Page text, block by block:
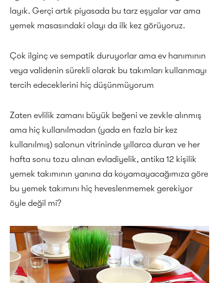
layık. Gerçi artık piyasada bu tarz eşyalar var ama
yemek masasındaki olayı da ilk kez görüyoruz.
Çok ilginç ve sempatik duruyorlar ama ev hanımının
veya validenin sürekli olarak bu takımları kullanmayı
tercih edeceklerini hiç düşünmüyorum
Zaten evlilik zamanı büyük beğeni ve zevkle alınmış
ama hiç kullanılmadan (yada en fazla bir kez
kullanılmış) salonun vitrininde yıllarca duran ve her
hafta sonu tozu alınan evladiyelik, antika 12 kişilik
yemek takımının yanına da koyamayacağımıza göre
bu yemek takımını hiç heveslenmemek gerekiyor
öyle değil mi?